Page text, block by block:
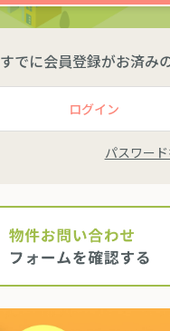
すでに会員登録がお済み
ログイン
パスワー